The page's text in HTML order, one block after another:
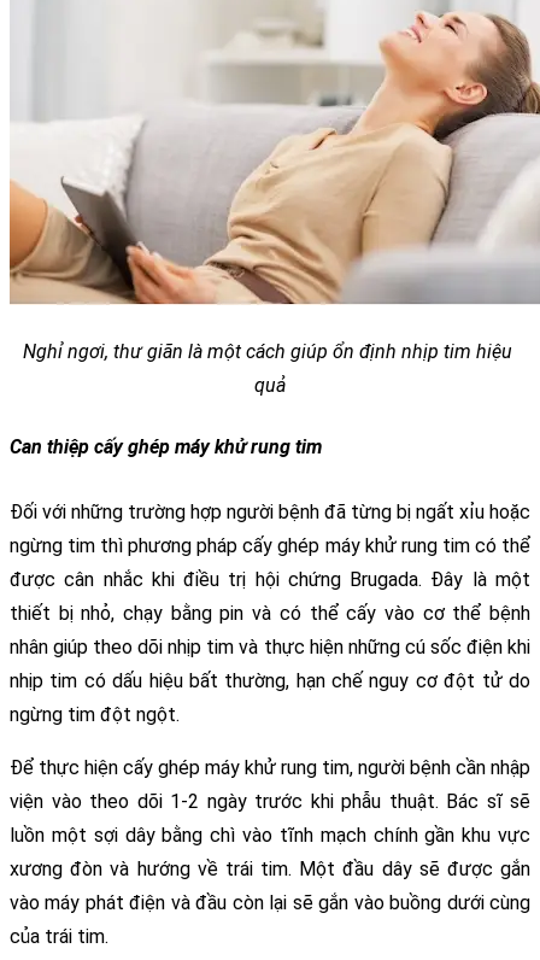
Nghỉ ngơi, thư giãn là một cách giúp ổn định nhịp tim hiệu
quả
Can thiệp cấy ghép máy khử rung tim
Đối với những trường hợp người bệnh đã từng bị ngất xỉu hoặc
ngừng tim thì phương pháp cấy ghép máy khử rung tim có thể
được cân nhắc khi điều trị hội chứng Brugada. Đây là một
thiết bị nhỏ, chạy bằng pin và có thể cấy vào cơ thể bệnh
nhân giúp theo dõi nhịp tim và thực hiện những cú sốc điện khi
nhịp tim có dấu hiệu bất thường, hạn chế nguy cơ đột tử do
ngừng tim đột ngột.
Để thực hiện cấy ghép máy khử rung tim, người bệnh cần nhập
viện vào theo dõi 1-2 ngày trước khi phẫu thuật. Bác sĩ sẽ
luồn một sợi dây bằng chì vào tĩnh mạch chính gần khu vực
xương đòn và hướng về trái tim. Một đầu dây sẽ được gắn
vào máy phát điện và đầu còn lại sẽ gắn vào buồng dưới cùng
của trái tim.